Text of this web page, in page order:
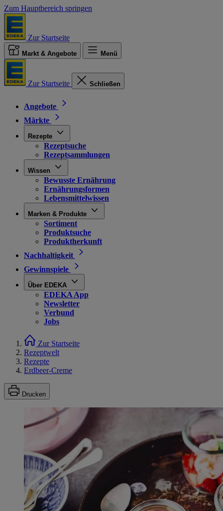
Zum Hauptbereich springen
Zur Startseite
Markt & Angebote Menü
Zur Startseite Schließen
Angebote
Märkte
Rezepte
Rezeptsuche
Rezeptsammlungen
Wissen
Bewusste Ernährung
Ernährungsformen
Lebensmittelwissen
Marken & Produkte
Sortiment
Produktsuche
Produktherkunft
Nachhaltigkeit
Gewinnspiele
Über EDEKA
EDEKA App
Newsletter
Verbund
Jobs
Zur Startseite
Rezeptwelt
Rezepte
Erdbeer-Creme
Drucken